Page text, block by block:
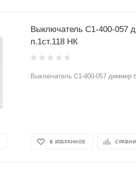
Выключатель С1-400-057
п.1ст.118 НК
Выключатель С1-400-057 диммер
В ИЗБРАННОЕ